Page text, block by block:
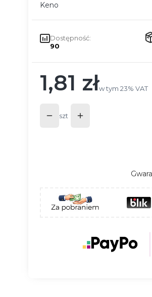
Keno
Dostępność:
90
Cena
1,81 złw tym 23% VAT
w tym 23% VAT
szt